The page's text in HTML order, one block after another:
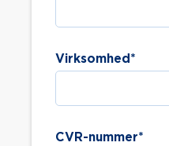
Virksomhed *
CVR-nummer*